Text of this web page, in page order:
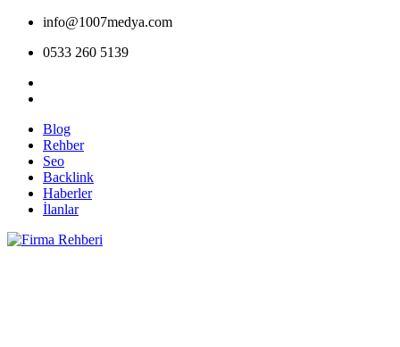
info@1007medya.com
0533 260 5139
Blog
Rehber
Seo
Backlink
Haberler
İlanlar